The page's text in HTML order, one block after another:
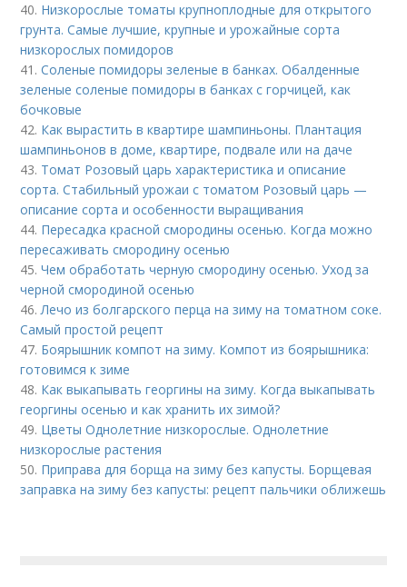
40. Низкорослые томаты крупноплодные для открытого
грунта. Самые лучшие, крупные и урожайные сорта
низкорослых помидоров
41.Соленые помидоры зеленые в банках. Обалденные
зеленые соленые помидоры в банках с горчицей, как
бочковые
42. Как вырастить в квартире шампиньоны. Плантация
шампиньонов в доме, квартире, подвале или на даче
43. Томат Розовый царь характеристика и описание
сорта. Стабильный урожаи с томатом Розовый царь —
описание сорта и особенности выращивания
44. Пересадка красной смородины осенью. Когда можно
пересаживать смородину осенью
45.Чем обработать черную смородину осенью. Уход за
черной смородиной осенью
46.Лечо из болгарского перца на зиму на томатном соке.
Самый простой рецепт
47. Боярышник компот на зиму. Компот из боярышника:
готовимся к зиме
48. Как выкапывать георгины на зиму. Когда выкапывать
георгины осенью и как хранить их зимой?
49. Цветы Однолетние низкорослые. Однолетние
низкорослые растения
50. Приправа для борща на зиму без капусты. Борщевая
заправка на зиму без капусты: рецепт пальчики оближешь